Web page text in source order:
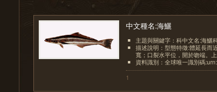
中文種名:海鱺
主題與關鍵字：科中文名:海鱺
描述說明：型態特徵:體延長而
寬；口裂水平位，開於吻端。
資料識別：全球唯一識別碼
1